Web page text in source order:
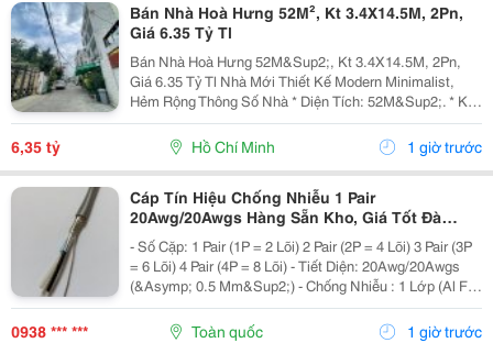
Bán Nhà Hoà Hưng 52M², Kt 3.4X14.5M, 2Pn,
Giá 6.35 Tỷ Tl
Bán Nhà Hoà Hưng 52M&Sup2;, Kt 3.4X14.5M, 2Pn,
Giá 6.35 Tỷ Tl Nhà Mới Thiết Kế Modern Minimalist,
Hẻm Rộng Thông Số Nhà * Diện Tích: 52M&Sup2;. * Kt:
3.4M X 14.5M. * Kết Cấu: 1 Trệt 1 Lầu. * Chủ Hỗ Trợ
Hoàn Thiện Thêm 1 Phòng Ngủ Trước Khi Bàn...
6,35 tỷ Hồ Chí Minh 1 giờ trước
Cáp Tín Hiệu Chống Nhiễu 1 Pair
20Awg/20Awgs Hàng Sẵn Kho, Giá Tốt Đà
Nẵng, Huế
- Số Cặp: 1 Pair (1P = 2 Lõi) 2 Pair (2P = 4 Lõi) 3 Pair (3P
= 6 Lõi) 4 Pair (4P = 8 Lõi) - Tiết Diện: 20Awg/20Awgs
(&Asymp; 0.5 Mm&Sup2;) - Chống Nhiễu : 1 Lớp (Al Foil
)/ 2 Lớp Chống Nhiễu (Al Foil + Lớp Lưới Chống Nhiễu) -
Vật Liệu: Đồng...
0938 *** *** Toàn quốc 1 giờ trước